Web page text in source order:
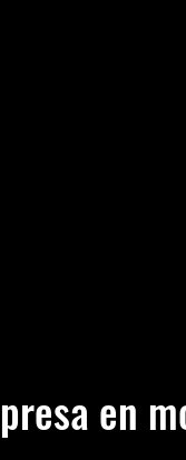
en